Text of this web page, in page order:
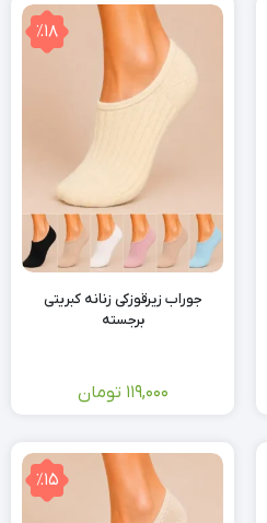
٪18
جوراب زیرقوزکی زنانه کبریتی
برجسته
119,000 تومان
٪15